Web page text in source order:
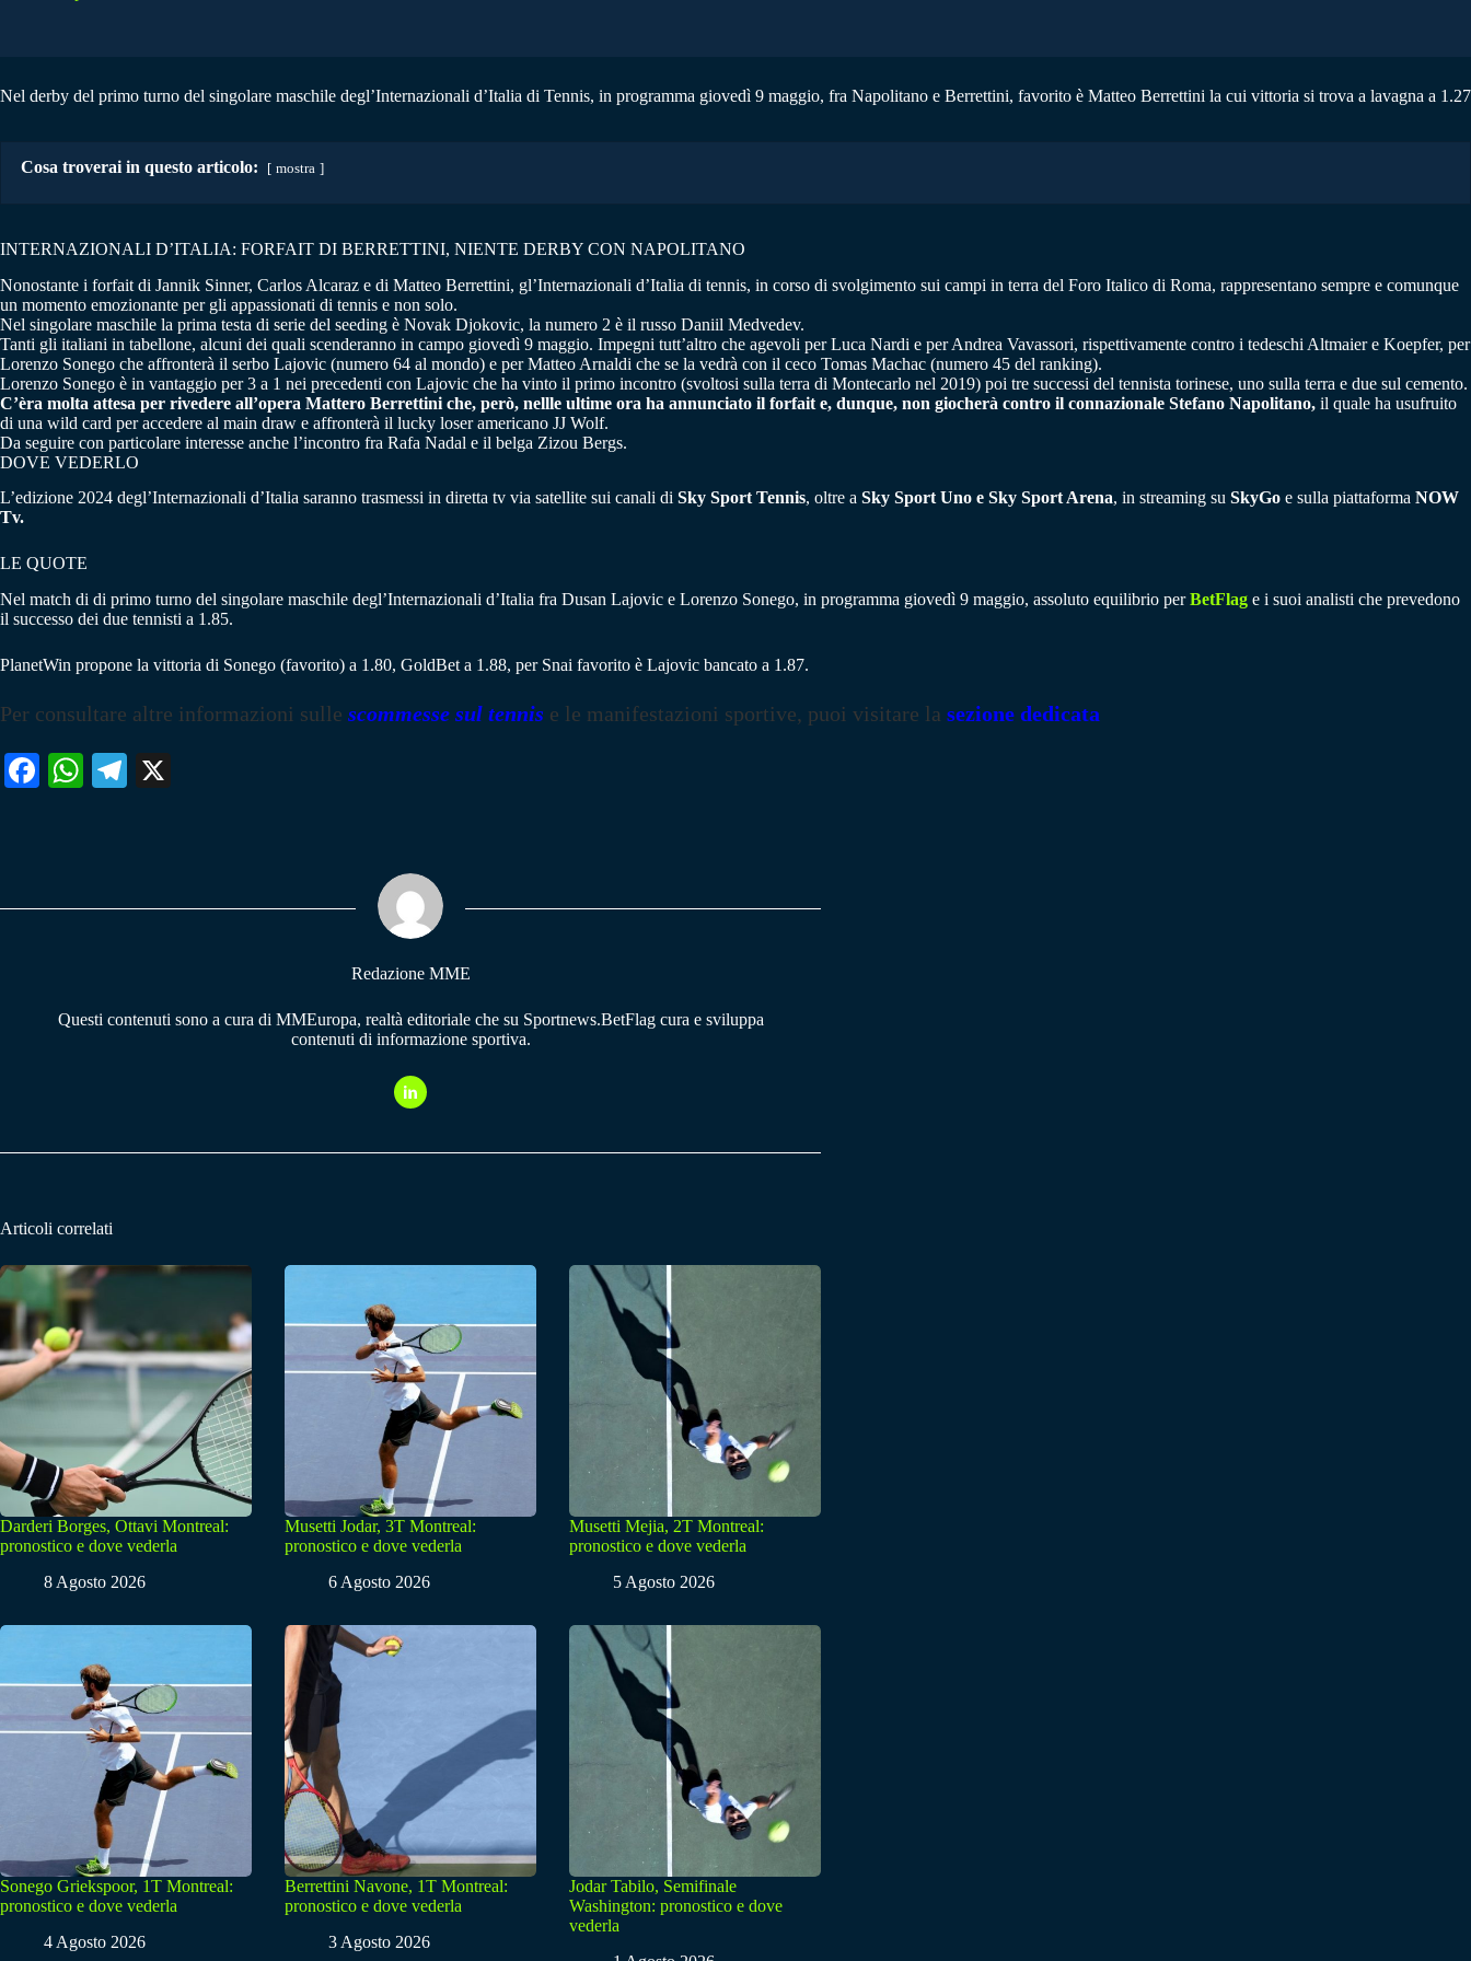
Nel derby del primo turno del singolare maschile degl’Internazionali d’Italia di Tennis, in programma giovedì 9 maggio, fra Napolitano e Berrettini, favorito è Matteo Berrettini la cui vittoria si trova a lavagna a 1.27
Cosa troverai in questo articolo: mostra
INTERNAZIONALI D’ITALIA: FORFAIT DI BERRETTINI, NIENTE DERBY CON NAPOLITANO
Nonostante i forfait di Jannik Sinner, Carlos Alcaraz e di Matteo Berrettini, gl’Internazionali d’Italia di tennis, in corso di svolgimento sui campi in terra del Foro Italico di Roma, rappresentano sempre e comunque
un momento emozionante per gli appassionati di tennis e non solo.
Nel singolare maschile la prima testa di serie del seeding è Novak Djokovic, la numero 2 è il russo Daniil Medvedev.
Tanti gli italiani in tabellone, alcuni dei quali scenderanno in campo giovedì 9 maggio. Impegni tutt’altro che agevoli per Luca Nardi e per Andrea Vavassori, rispettivamente contro i tedeschi Altmaier e Koepfer, per
Lorenzo Sonego che affronterà il serbo Lajovic (numero 64 al mondo) e per Matteo Arnaldi che se la vedrà con il ceco Tomas Machac (numero 45 del ranking).
Lorenzo Sonego è in vantaggio per 3 a 1 nei precedenti con Lajovic che ha vinto il primo incontro (svoltosi sulla terra di Montecarlo nel 2019) poi tre successi del tennista torinese, uno sulla terra e due sul cemento.
C’èra molta attesa per rivedere all’opera Mattero Berrettini che, però, nellle ultime ora ha annunciato il forfait e, dunque, non giocherà contro il connazionale Stefano Napolitano, il quale ha usufruito
di una wild card per accedere al main draw e affronterà il lucky loser americano JJ Wolf.
Da seguire con particolare interesse anche l’incontro fra Rafa Nadal e il belga Zizou Bergs.
DOVE VEDERLO
L’edizione 2024 degl’Internazionali d’Italia saranno trasmessi in diretta tv via satellite sui canali di Sky Sport Tennis, oltre a Sky Sport Uno e Sky Sport Arena, in streaming su SkyGo e sulla piattaforma NOW
Tv.
LE QUOTE
Nel match di di primo turno del singolare maschile degl’Internazionali d’Italia fra Dusan Lajovic e Lorenzo Sonego, in programma giovedì 9 maggio, assoluto equilibrio perBetFlag e i suoi analisti che prevedono
il successo dei due tennisti a 1.85.
PlanetWin propone la vittoria di Sonego (favorito) a 1.80, GoldBet a 1.88, per Snai favorito è Lajovic bancato a 1.87.
Per consultare altre informazioni sulle scommesse sul tennis e le manifestazioni sportive, puoi visitare la sezione dedicata
Fa W
pp
Te
m
Redazione MME
Questi contenuti sono a cura di MMEuropa, realtà editoriale che su Sportnews.BetFlag cura e sviluppa
contenuti di informazione sportiva.
Articoli correlati
Darderi Borges, Ottavi Montreal:
pronostico e dove vederla
8 Agosto 2026
Musetti Jodar, 3T Montreal:
pronostico e dove vederla
6 Agosto 2026
Musetti Mejia, 2T Montreal:
pronostico e dove vederla
5 Agosto 2026
Sonego Griekspoor, 1T Montreal:
pronostico e dove vederla
4 Agosto 2026
Berrettini Navone, 1T Montreal:
pronostico e dove vederla
3 Agosto 2026
Jodar Tabilo, Semifinale
Washington: pronostico e dove
vederla